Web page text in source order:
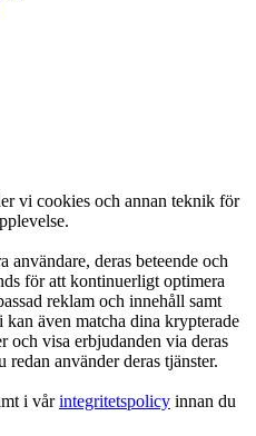
vi cookies och annan teknik för
användare, deras beteende och
för att kontinuerligt optimera
reklam och innehåll samt
även matcha dina krypterade
och visa erbjudanden via deras
använder deras tjänster.
i vårintegritetspolicy innan du